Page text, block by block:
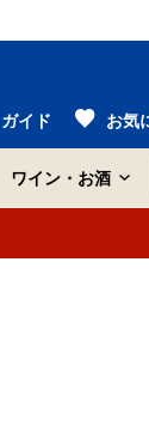
ガイド お気
ワイン・お酒